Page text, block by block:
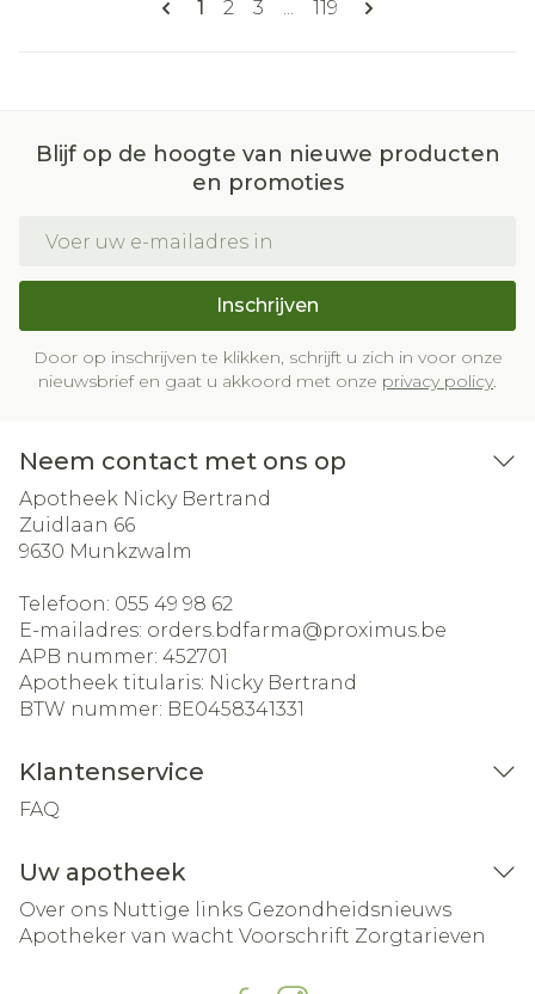
U lees momenteel pagina
1 Pagina
2 Pagina
3 ... Pagina
119
Blijf op de hoogte van nieuwe producten
en promoties
Inschrijven
Door op inschrijven te klikken, schrijft u zich in voor onze
nieuwsbrief en gaat u akkoord met onze privacy policy.
Neem contact met ons op
Apotheek Nicky Bertrand
Zuidlaan 66
9630 Munkzwalm
Telefoon: 055 49 98 62
E-mailadres: orders.bdfarma@proximus.be
APB nummer: 452701
Apotheek titularis: Nicky Bertrand
BTW nummer: BE0458341331
Klantenservice
FAQ
Uw apotheek
Over ons Nuttige links Gezondheidsnieuws
Apotheker van wacht Voorschrift Zorgtarieven